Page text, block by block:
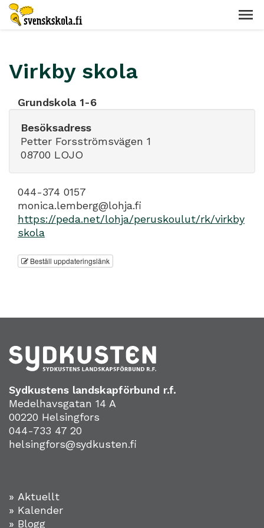
Virkby skola
Grundskola 1-6
Besöksadress
Petter Forsströmsvägen 1
08700 LOJO
044-374 0157
monica.lemberg@lohja.fi
https://peda.net/lohja/peruskoulut/rk/virkby
skola
Beställ uppdateringslänk
Sydkustens landskapförbund r.f.
Medelhavsgatan 14 A
00220 Helsingfors
044-733 47 20
helsingfors@sydkusten.fi
» Aktuellt
» Kalender
» Blogg